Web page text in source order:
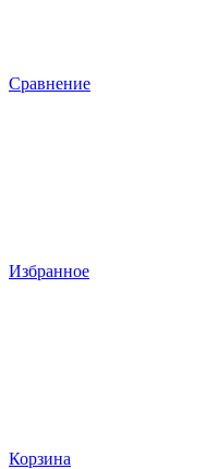
Сравнение
Избранное
Корзина